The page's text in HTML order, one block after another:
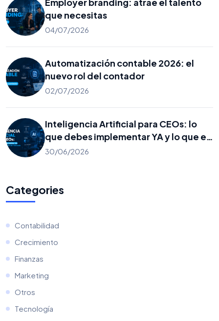
que necesitas
04/07/2026
Automatización contable 2026: el
nuevo rol del contador
02/07/2026
Inteligencia Artificial para CEOs: lo
que debes implementar YA y lo que es
solo ruido de mercado
30/06/2026
Categories
Contabilidad
Crecimiento
Finanzas
Marketing
Otros
Tecnología